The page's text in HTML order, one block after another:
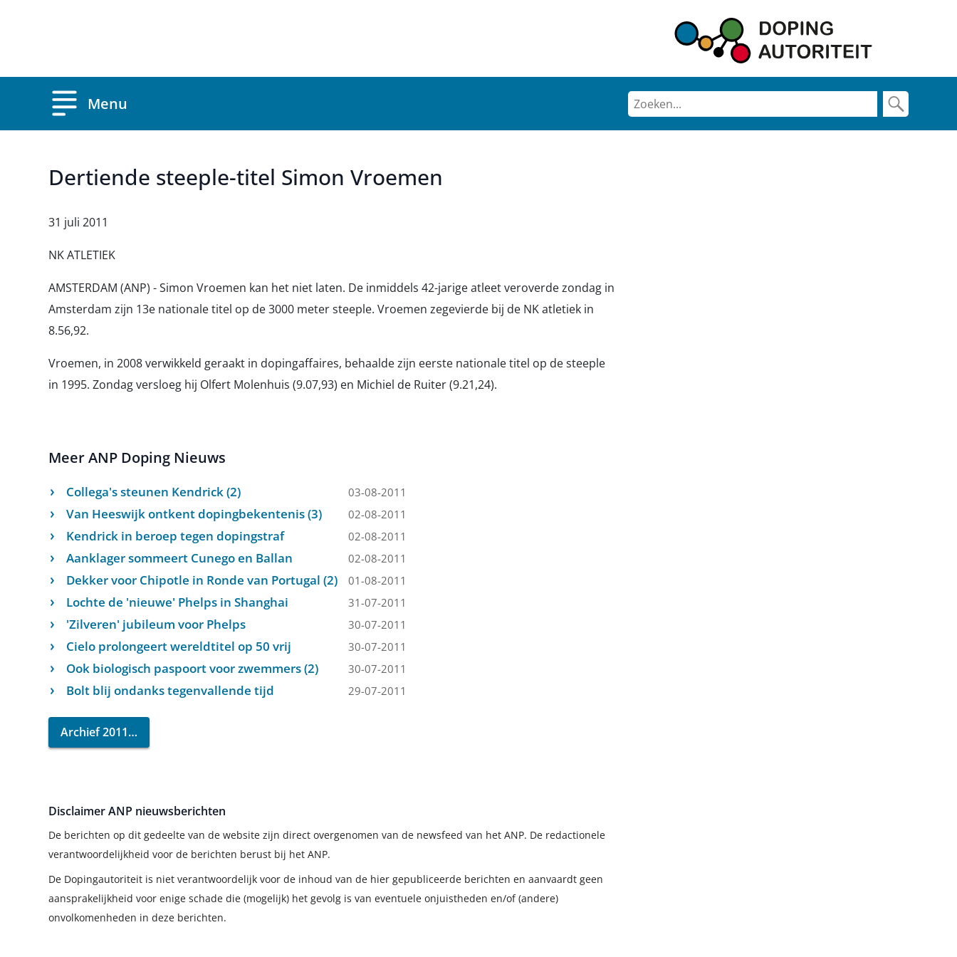
Menu
Dertiende steeple-titel Simon Vroemen
31 juli 2011
NK ATLETIEK
AMSTERDAM (ANP) - Simon Vroemen kan het niet laten. De inmiddels 42-jarige atleet veroverde zondag in
Amsterdam zijn 13e nationale titel op de 3000 meter steeple. Vroemen zegevierde bij de NK atletiek in
8.56,92.
Vroemen, in 2008 verwikkeld geraakt in dopingaffaires, behaalde zijn eerste nationale titel op de steeple
in 1995. Zondag versloeg hij Olfert Molenhuis (9.07,93) en Michiel de Ruiter (9.21,24).
Meer ANP Doping Nieuws
Collega's steunen Kendrick (2) 03-08-2011
Van Heeswijk ontkent dopingbekentenis (3) 02-08-2011
Kendrick in beroep tegen dopingstraf 02-08-2011
Aanklager sommeert Cunego en Ballan 02-08-2011
Dekker voor Chipotle in Ronde van Portugal (2) 01-08-2011
Lochte de 'nieuwe' Phelps in Shanghai 31-07-2011
'Zilveren' jubileum voor Phelps 30-07-2011
Cielo prolongeert wereldtitel op 50 vrij 30-07-2011
Ook biologisch paspoort voor zwemmers (2) 30-07-2011
Bolt blij ondanks tegenvallende tijd 29-07-2011
Archief 2011
Disclaimer ANP nieuwsberichten
De berichten op dit gedeelte van de website zijn direct overgenomen van de newsfeed van het ANP. De redactionele
verantwoordelijkheid voor de berichten berust bij het ANP.
De Dopingautoriteit is niet verantwoordelijk voor de inhoud van de hier gepubliceerde berichten en aanvaardt geen
aansprakelijkheid voor enige schade die (mogelijk) het gevolg is van eventuele onjuistheden en/of (andere)
onvolkomenheden in deze berichten.